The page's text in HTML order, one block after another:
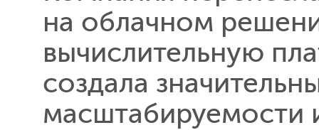
на облачном
вычислительную
создала
масштабируемости